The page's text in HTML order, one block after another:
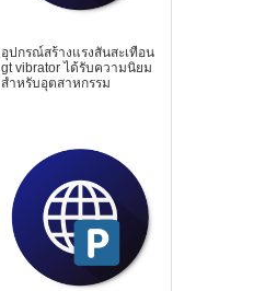
อุปกรณ์สร้างแรงสั่นสะเทือน
gt vibrator ได้รับความนิยม
สำหรับอุตสาหกรรม